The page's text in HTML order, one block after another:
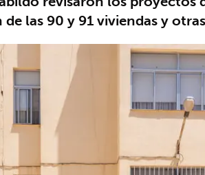
las 90 y 91 viviendas y otras